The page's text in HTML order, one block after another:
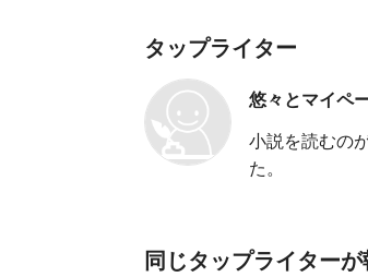
タップライター
悠々とマイペ
小説を読むの
た。
同じタップライター